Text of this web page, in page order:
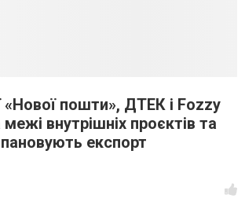
«Нової пошти», ДТЕК і Fozzy
внутрішніх проєктів та
експорт